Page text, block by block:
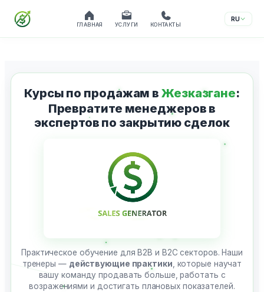
содержимому
ГЛАВНАЯ УСЛУГИ КОНТАКТЫ
RU
Курсы по продажам вЖезказгане:
Превратите менеджеров в
экспертов по закрытию сделок
Практическое обучение для B2B и B2C секторов. Наши
тренеры — действующие практики , которые научат
вашу команду продавать больше, работать с
возражениями и достигать плановых показателей.